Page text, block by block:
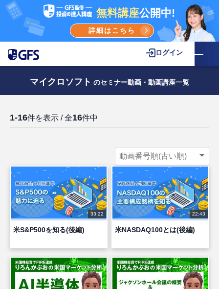
無料講座公開中!
詳細はこちら
ログイン
マイクロソフト のセミナー動画・動画講座一覧
1-16件を表示 / 全16件中
33:22
米S&P500を知る(後編)
22:43
米NASDAQ100とは(後編)